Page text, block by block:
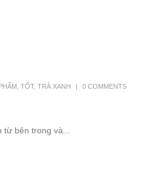
, TỐT, TRÀ XANH 0 COMMENTS
từ bên trong và...